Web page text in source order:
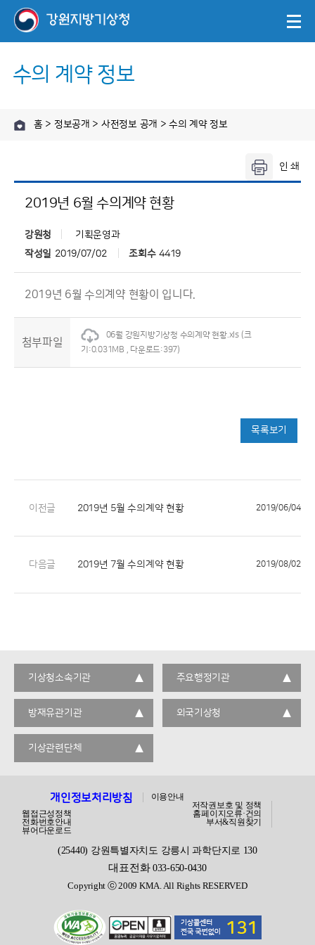
수의 계약 정보
홈 > 정보공개 > 사전정보 공개 > 수의 계약 정보
2019년 6월 수의계약 현황
강원청
기획운영과
작성일 2019/07/02 조회수 4419
2019년 6월 수의계약 현황이 입니다.
첨부파일
06월 강원지방기상청 수의계약 현황.xls (크
기:0.031MB , 다운로드:397)
목록보기
이전글 2019년 5월 수의계약 현황 2019/06/04
다음글 2019년 7월 수의계약 현황 2019/08/02
기상청소속기관 주요행정기관
방재유관기관 외국기상청
기상관련단체
개인정보처리방침
이용안내
저작권보호 및 정책
웹접근성정책
홈페이지오류·건의
전화번호안내
부서&직원찾기
뷰어다운로드
(25440) 강원특별자치도 강릉시 과학단지로 130
대표전화033-650-0430
Copyright ⓒ 2009 KMA. All Rights RESERVED